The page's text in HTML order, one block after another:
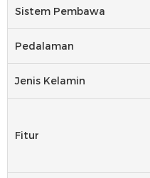
Sistem Pembawa
Pedalaman
Jenis Kelamin
Fitur